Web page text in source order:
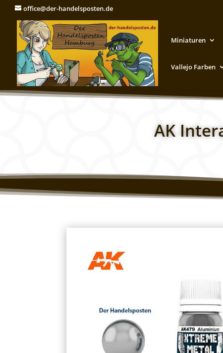
office@der-handelsposten.de
Miniaturen
Vallejo Farben
AK